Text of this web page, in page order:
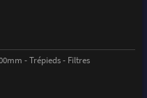
- Trépieds - Filtres